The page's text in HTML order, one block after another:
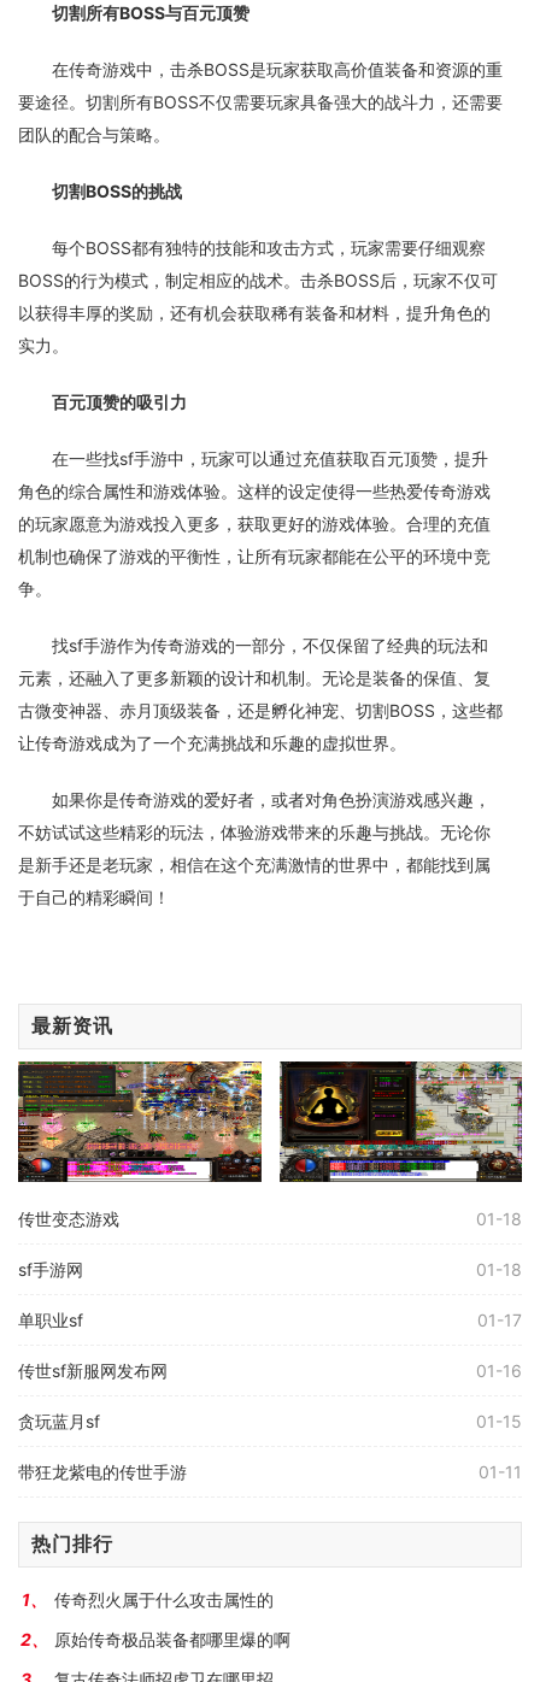
切割所有BOSS与百元顶赞
在传奇游戏中，击杀BOSS是玩家获取高价值装备和资源的重
要途径。切割所有BOSS不仅需要玩家具备强大的战斗力，还需要
团队的配合与策略。
切割BOSS的挑战
每个BOSS都有独特的技能和攻击方式，玩家需要仔细观察
BOSS的行为模式，制定相应的战术。击杀BOSS后，玩家不仅可
以获得丰厚的奖励，还有机会获取稀有装备和材料，提升角色的
实力。
百元顶赞的吸引力
在一些找sf手游中，玩家可以通过充值获取百元顶赞，提升
角色的综合属性和游戏体验。这样的设定使得一些热爱传奇游戏
的玩家愿意为游戏投入更多，获取更好的游戏体验。合理的充值
机制也确保了游戏的平衡性，让所有玩家都能在公平的环境中竞
争。
找sf手游作为传奇游戏的一部分，不仅保留了经典的玩法和
元素，还融入了更多新颖的设计和机制。无论是装备的保值、复
古微变神器、赤月顶级装备，还是孵化神宠、切割BOSS，这些都
让传奇游戏成为了一个充满挑战和乐趣的虚拟世界。
如果你是传奇游戏的爱好者，或者对角色扮演游戏感兴趣，
不妨试试这些精彩的玩法，体验游戏带来的乐趣与挑战。无论你
是新手还是老玩家，相信在这个充满激情的世界中，都能找到属
于自己的精彩瞬间！
最新资讯
传世变态游戏 01-18
sf手游网 01-18
单职业sf 01-17
传世sf新服网发布网 01-16
贪玩蓝月sf 01-15
带狂龙紫电的传世手游 01-11
热门排行
传奇烈火属于什么攻击属性的
原始传奇极品装备都哪里爆的啊